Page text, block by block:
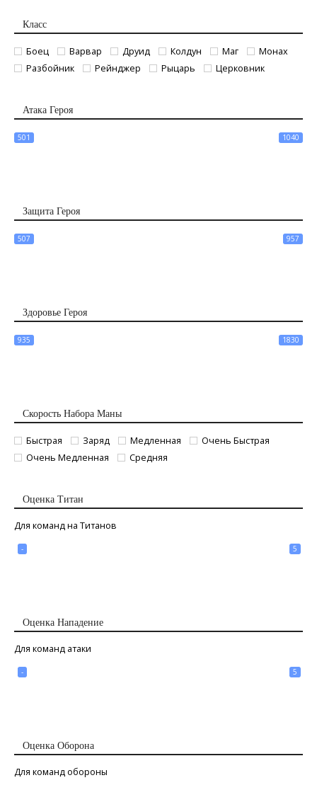
Класс
Боец Варвар Друид Колдун Маг
Монах
Разбойник
Рейнджер Рыцарь Церковник
Атака Героя
501 1040
Защита Героя
507 957
Здоровье Героя
935 1830
Скорость Набора Маны
Быстрая Заряд Медленная
Очень Быстрая
Очень Медленная
Средняя
Оценка Титан
Для команд на Титанов
- 5
Оценка Нападение
Для команд атаки
- 5
Оценка Оборона
Для команд обороны